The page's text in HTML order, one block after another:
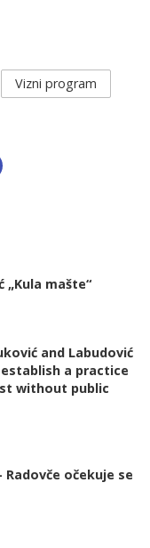
Vizni program
„Kula mašte“
and Labudović
a practice
without public
očekuje se